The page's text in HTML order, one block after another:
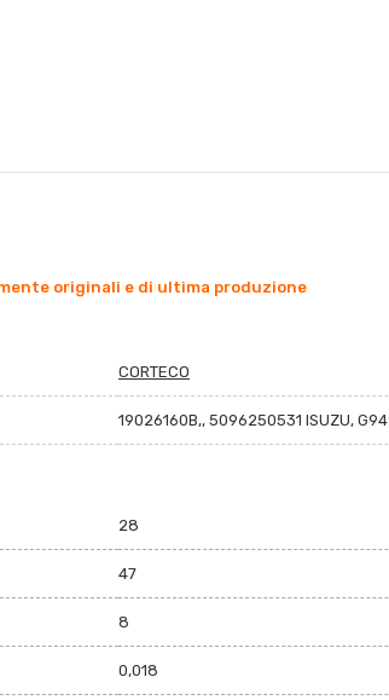
originali e di ultima produzione
CORTECO
19026160B,, 5096250531 ISUZU,
28
47
8
0,018